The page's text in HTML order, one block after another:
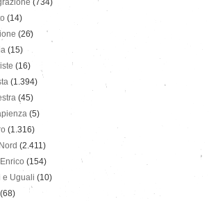
(734)
(14)
(26)
(15)
(16)
(1.394)
(45)
(5)
(1.316)
(2.411)
(154)
e Uguali (10)
(68)